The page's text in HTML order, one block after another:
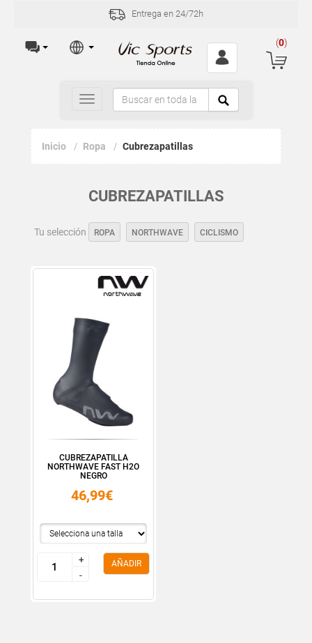
Entrega en 24/72h
(0)
Toggle
navigation
Inicio Ropa Cubrezapatillas
CUBREZAPATILLAS
Tu selección ROPA NORTHWAVE CICLISMO
CUBREZAPATILLA
NORTHWAVE FAST H2O
NEGRO
46,99€
+
-
+
-
AÑADIR